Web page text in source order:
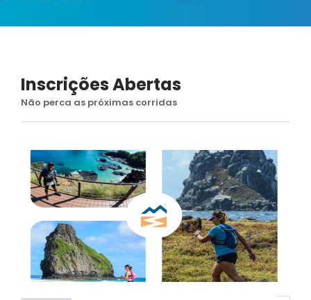
Inscrições Abertas
Não perca as próximas corridas